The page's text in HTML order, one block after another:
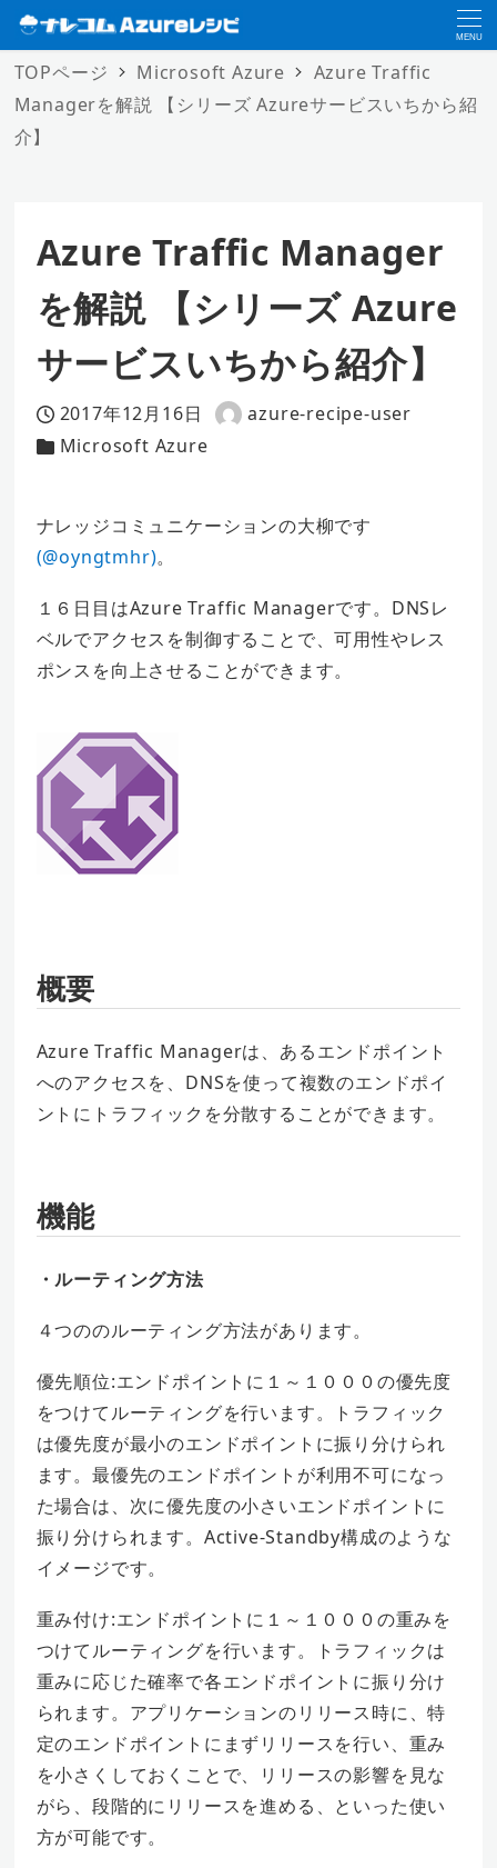
MENU
TOPページ Microsoft Azure
Azure Traffic
Managerを解説 【シリーズ Azureサービスいちから紹
介】
Azure Traffic Manager
を解説 【シリーズ Azure
サービスいちから紹介】
投稿日
2017年12月16日
著
azure-recipe-user
カテゴリー
Microsoft Azure
ナレッジコミュニケーションの大柳です
(@oyngtmhr)。
１６日目はAzure Traffic Managerです。DNSレ
ベルでアクセスを制御することで、可用性やレス
ポンスを向上させることができます。
概要
Azure Traffic Managerは、あるエンドポイント
へのアクセスを、DNSを使って複数のエンドポイ
ントにトラフィックを分散することができます。
機能
・ルーティング方法
４つののルーティング方法があります。
優先順位:エンドポイントに１～１０００の優先度
をつけてルーティングを行います。トラフィック
は優先度が最小のエンドポイントに振り分けられ
ます。最優先のエンドポイントが利用不可になっ
た場合は、次に優先度の小さいエンドポイントに
振り分けられます。Active-Standby構成のような
イメージです。
重み付け:エンドポイントに１～１０００の重みを
つけてルーティングを行います。トラフィックは
重みに応じた確率で各エンドポイントに振り分け
られます。アプリケーションのリリース時に、特
定のエンドポイントにまずリリースを行い、重み
を小さくしておくことで、リリースの影響を見な
がら、段階的にリリースを進める、といった使い
方が可能です。